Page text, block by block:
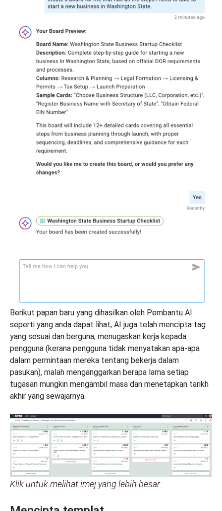
Berikut papan baru yang dihasilkan oleh Pembantu AI:
seperti yang anda dapat lihat, AI juga telah mencipta tag
yang sesuai dan berguna, menugaskan kerja kepada
pengguna (kerana pengguna tidak menyatakan apa-apa
dalam permintaan mereka tentang bekerja dalam
pasukan), malah menganggarkan berapa lama setiap
tugasan mungkin mengambil masa dan menetapkan tarikh
akhir yang sewajarnya.
Klik untuk melihat imej yang lebih besar